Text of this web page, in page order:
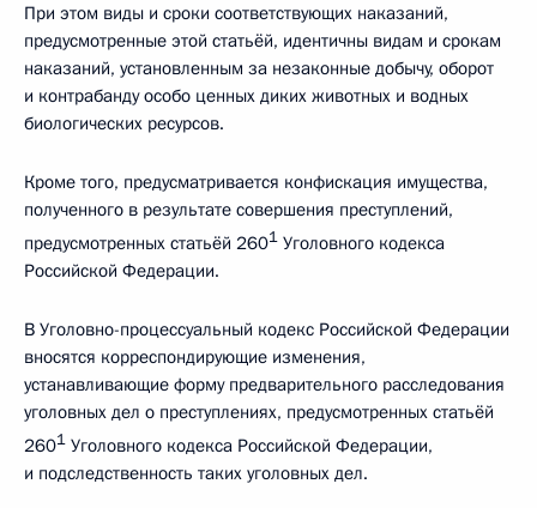
При этом виды и сроки соответствующих наказаний,
предусмотренные этой статьёй, идентичны видам и срокам
наказаний, установленным за незаконные добычу, оборот
и контрабанду особо ценных диких животных и водных
биологических ресурсов.
Кроме того, предусматривается конфискация имущества,
полученного в результате совершения преступлений,
предусмотренных статьёй 2601 Уголовного кодекса
Российской Федерации.
В Уголовно-процессуальный кодекс Российской Федерации
вносятся корреспондирующие изменения,
устанавливающие форму предварительного расследования
уголовных дел о преступлениях, предусмотренных статьёй
2601 Уголовного кодекса Российской Федерации,
и подследственность таких уголовных дел.